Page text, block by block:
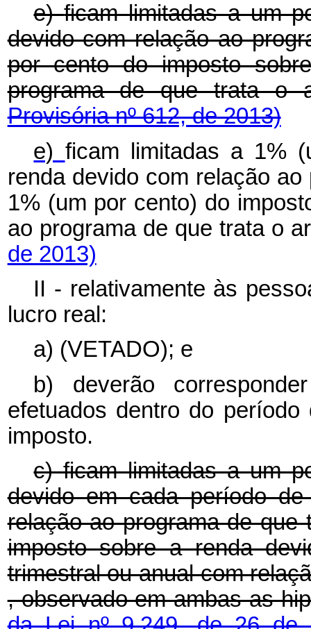
e)ficam limitadas a um
devido com relação ao
por cento do imposto
programa de que trata o
Provisória nº 612, de 2013)
e) ficam limitadas a 1%
renda devido com relação
1% (um por cento) do
ao programa de que trata o
de 2013)
II - relativamente às
lucro real:
a) (VETADO); e
b) deverão
efetuados dentro do
imposto.
c) ficam limitadas a um
devido em cada período
relação ao programa de que
imposto sobre a renda
trimestral ou anual com
, observado em ambas as